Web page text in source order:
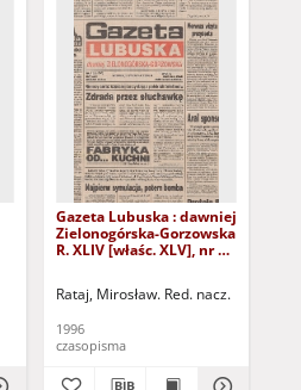
Gazeta Lubuska : dawniej
Zielonogórska-Gorzowska
R. XLIV [właśc. XLV], nr 52
Rataj, Mirosław. Red. nacz.
1996
czasopisma